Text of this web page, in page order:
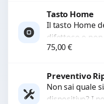
Tasto Home
Il tasto Home
difettoso o
ripariamo il
75,00€
Preventivo
Non sai quale
dispositivo? I